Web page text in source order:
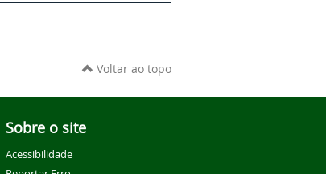
Voltar ao topo
Sobre o site
Acessibilidade